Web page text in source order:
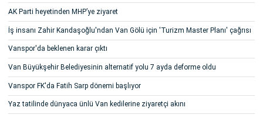
AK Parti heyetinden MHP’ye ziyaret
İş insanı Zahir Kandaşoğlu'ndan Van Gölü için 'Turizm Master Planı' çağrısı
Vanspor'da beklenen karar çıktı
Van Büyükşehir Belediyesinin alternatif yolu 7 ayda deforme oldu
Vanspor FK'da Fatih Sarp dönemi başlıyor
Yaz tatilinde dünyaca ünlü Van kedilerine ziyaretçi akını